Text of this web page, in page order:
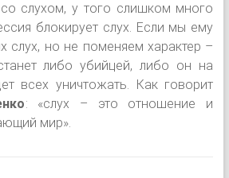
слухом, у того слишком много
блокирует слух. Если мы ему
слух, но не поменяем характер –
либо убийцей, либо он на
всех уничтожать. Как говорит
: «слух – это отношение и
мир».